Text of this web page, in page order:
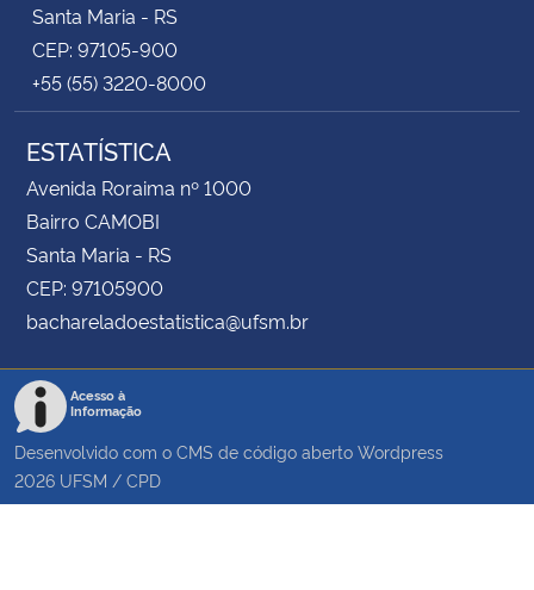
Santa Maria - RS
CEP: 97105-900
+55 (55) 3220-8000
ESTATÍSTICA
Avenida Roraima nº 1000
Bairro CAMOBI
Santa Maria - RS
CEP: 97105900
bachareladoestatistica@ufsm.br
Acesso à
Informação
Desenvolvido com o CMS de código aberto Wordpress
2026 UFSM / CPD